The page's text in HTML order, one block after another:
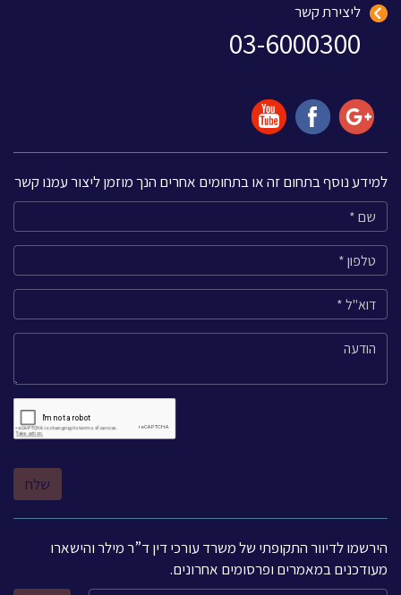
ליצירת קשר
03-6000300
למידע נוסף בתחום זה או בתחומים אחרים הנך מוזמן ליצור עמנו קשר
הירשמו לדיוור התקופתי של משרד עורכי דין ד”ר מילר והישארו
מעודכנים במאמרים ופרסומים אחרונים.